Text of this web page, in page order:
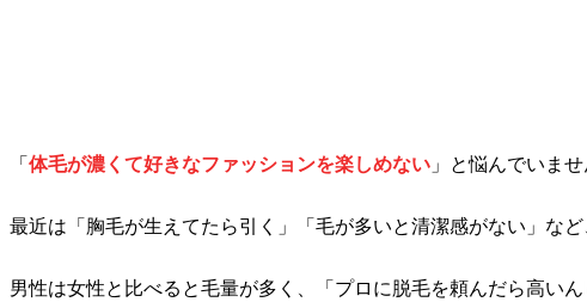
「 体毛が濃くて好きなファッションを楽しめない 」と悩んでいませ
最近は「胸毛が生えてたら引く」「毛が多いと清潔感がない」な
男性は女性と比べると毛量が多く、「プロに脱毛を頼んだら高い